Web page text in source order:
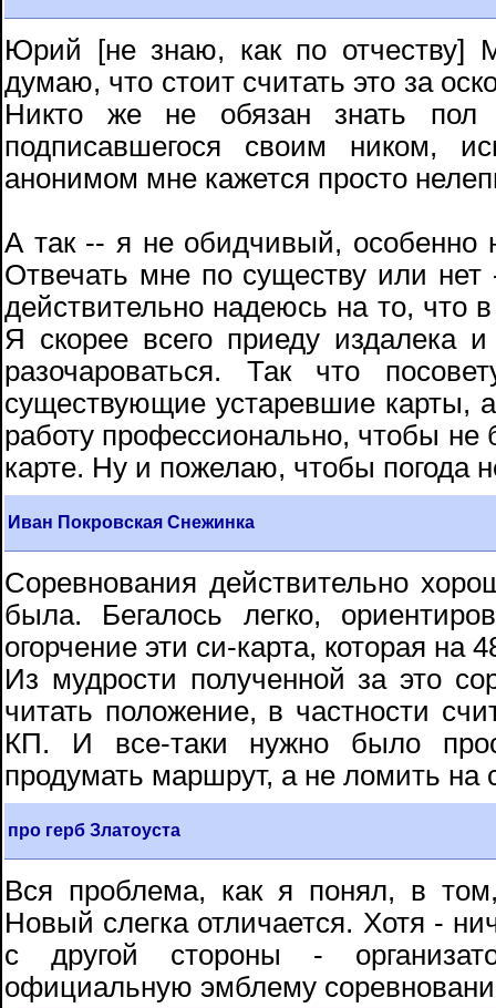
Юрий [не знаю, как по отчеству]
думаю, что стоит считать это за
Никто же не обязан знать пол
подписавшегося своим ником,
анонимом мне кажется просто
А так -- я не обидчивый, особенно
Отвечать мне по существу или
действительно надеюсь на то, что
Я скорее всего приеду издалека
разочароваться. Так что
существующие устаревшие карты,
работу профессионально, чтобы
карте. Ну и пожелаю, чтобы погода
Иван Покровская Снежинка
Соревнования действительно
была. Бегалось легко,
огорчение эти си-карта, которая
Из мудрости полученной за это
читать положение, в частности
КП. И все-таки нужно было
продумать маршрут, а не ломить на
про герб Златоуста
Вся проблема, как я понял, в
Новый слегка отличается. Хотя -
с другой стороны -
официальную эмблему